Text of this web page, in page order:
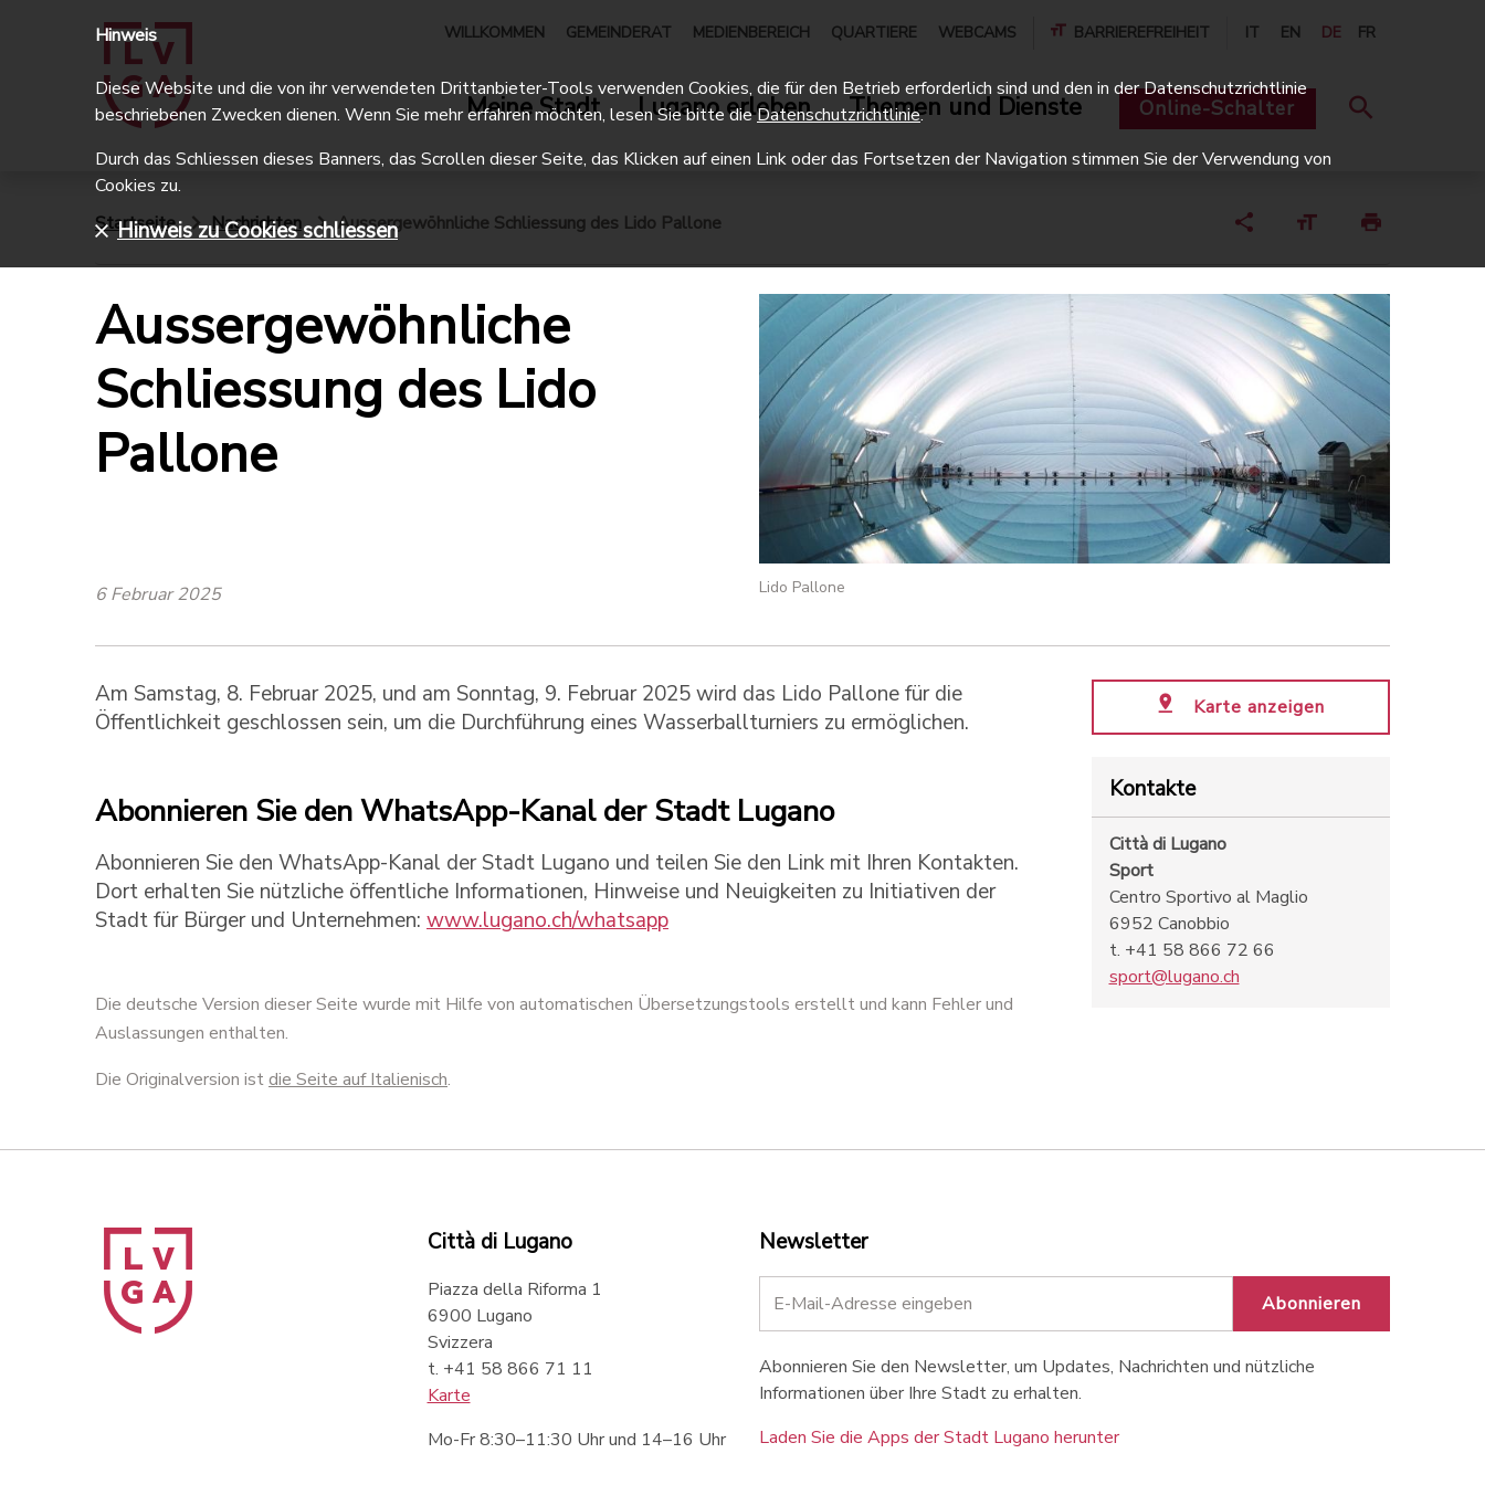
WILLKOMMEN GEMEINDERAT MEDIENBEREICH QUARTIERE WEBCAMS BARRIEREFREIHEIT IT EN DE FR
Meine Stadt Lugano erleben Themen und Dienste Online-Schalter
Startseite Nachrichten Aussergewöhnliche Schliessung des Lido Pallone
Aussergewöhnliche
Schliessung des Lido
Pallone
6 Februar 2025 Lido Pallone
Am Samstag, 8. Februar 2025, und am Sonntag, 9. Februar 2025 wird das Lido Pallone für die
Öffentlichkeit geschlossen sein, um die Durchführung eines Wasserballturniers zu ermöglichen.
Abonnieren Sie den WhatsApp-Kanal der Stadt Lugano
Abonnieren Sie den WhatsApp-Kanal der Stadt Lugano und teilen Sie den Link mit Ihren Kontakten.
Dort erhalten Sie nützliche öffentliche Informationen, Hinweise und Neuigkeiten zu Initiativen der
Stadt für Bürger und Unternehmen: www.lugano.ch/whatsapp
Die deutsche Version dieser Seite wurde mit Hilfe von automatischen Übersetzungstools erstellt und kann Fehler und
Auslassungen enthalten.
Die Originalversion istdie Seite auf Italienisch.
Karte anzeigen
Kontakte
Città di Lugano
Sport
Centro Sportivo al Maglio
6952 Canobbio
t. +41 58 866 72 66
sport@lugano.ch
Città di Lugano
Piazza della Riforma 1
6900 Lugano
Svizzera
t. +41 58 866 71 11
Karte
Mo-Fr 8:30–11:30 Uhr und 14–16 Uhr
Newsletter
Abonnieren
Abonnieren Sie den Newsletter, um Updates, Nachrichten und nützliche
Informationen über Ihre Stadt zu erhalten.
Laden Sie die Apps der Stadt Lugano herunter
Hinweis
Diese Website und die von ihr verwendeten Drittanbieter-Tools verwenden Cookies, die für den Betrieb erforderlich sind und den in der Datenschutzrichtlinie
beschriebenen Zwecken dienen. Wenn Sie mehr erfahren möchten, lesen Sie bitte dieDatenschutzrichtlinie.
Durch das Schliessen dieses Banners, das Scrollen dieser Seite, das Klicken auf einen Link oder das Fortsetzen der Navigation stimmen Sie der Verwendung von
Cookies zu.
Hinweis zu Cookies schliessen